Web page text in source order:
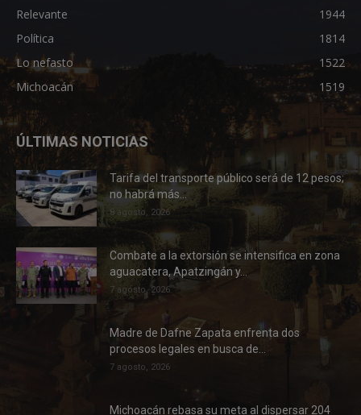
Relevante
1944
Política
1814
Lo nefasto
1522
Michoacán
1519
ÚLTIMAS NOTICIAS
Tarifa del transporte público será de 12 pesos;
no habrá más...
8 agosto, 2026
Combate a la extorsión se intensifica en zona
aguacatera, Apatzingán y...
7 agosto, 2026
Madre de Dafne Zapata enfrenta dos
procesos legales en busca de...
7 agosto, 2026
Michoacán rebasa su meta al dispersar 204